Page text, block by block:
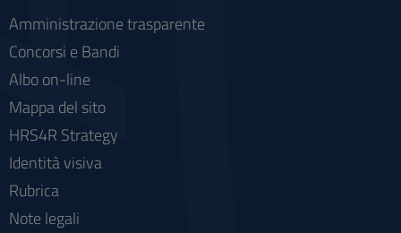
Amministrazione trasparente
Concorsi e Bandi
Albo on-line
Mappa del sito
HRS4R Strategy
Identità visiva
Rubrica
Note legali